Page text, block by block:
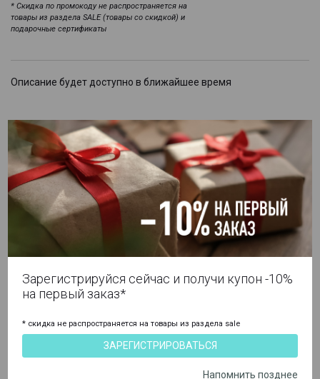
* Скидка по промокоду не распространяется на
товары из раздела SALE (товары со скидкой) и
подарочные сертификаты
Описание будет доступно в ближайшее время
Описание будет доступно в ближайшее время
ИНСТРУКЦИЯ ПО УХОДУ
Машинная деликатная или ручная стирка в холодной воде с
подобными цветами.
Сушите в прохладном тенистом месте, вдали от солнца.
Не пересушивайте!
Не использовать отбеливатели, ополаскиватели ткани и
сушку в барабане.
Не гладить!
ПОХОЖИЕ КАТЕГОРИИ
Зарегистрируйся сейчас и получи купон -10%
на первый заказ*
* скидка не распространяется на товары из раздела sale
ЗАРЕГИСТРИРОВАТЬСЯ
Напомнить позднее